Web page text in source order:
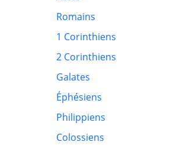
Romains
1 Corinthiens
2 Corinthiens
Galates
Éphésiens
Philippiens
Colossiens